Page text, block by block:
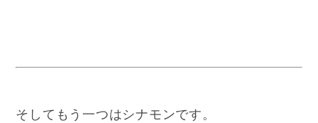
そしてもう一つはシナモンです。